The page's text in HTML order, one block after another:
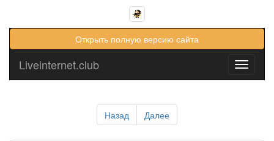
Открыть полную версию сайта
Toggle
Liveinternet.club
Назад Далее